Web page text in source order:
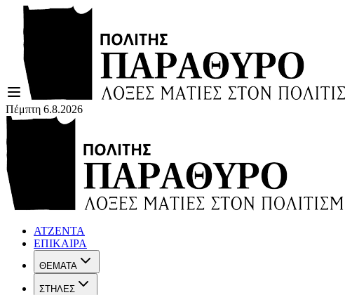
Πέμπτη 6.8.2026
ΑΤΖΕΝΤΑ
ΕΠΙΚΑΙΡΑ
ΘΕΜΑΤΑ
ΣΤΗΛΕΣ